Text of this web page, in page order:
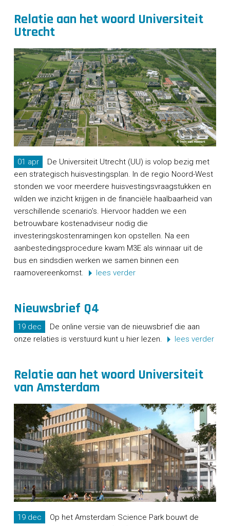
Relatie aan het woord Universiteit
Utrecht
01 apr
De Universiteit Utrecht (UU) is volop bezig met
een strategisch huisvestingsplan. In de regio Noord-West
stonden we voor meerdere huisvestingsvraagstukken en
wilden we inzicht krijgen in de financiële haalbaarheid van
verschillende scenario’s. Hiervoor hadden we een
betrouwbare kostenadviseur nodig die
investeringskostenramingen kon opstellen. Na een
aanbestedingsprocedure kwam M3E als winnaar uit de
bus en sindsdien werken we samen binnen een
raamovereenkomst.
lees verder
Nieuwsbrief Q4
19 dec
De online versie van de nieuwsbrief die aan
onze relaties is verstuurd kunt u hier lezen.
lees verder
Relatie aan het woord Universiteit
van Amsterdam
19 dec
Op het Amsterdam Science Park bouwt de